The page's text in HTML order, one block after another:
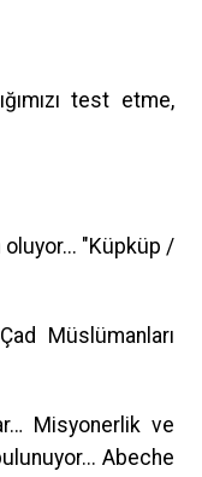
test etme,
oluyor... "Küpküp /
Müslümanları
Misyonerlik ve
Abeche